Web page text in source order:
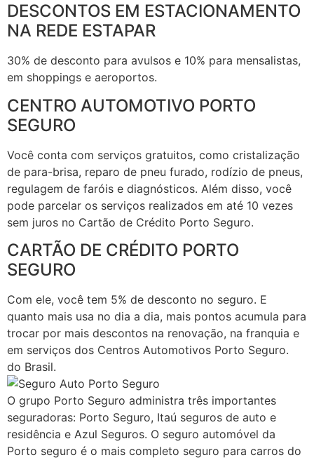
DESCONTOS EM ESTACIONAMENTO
NA REDE ESTAPAR
30% de desconto para avulsos e 10% para mensalistas,
em shoppings e aeroportos.
CENTRO AUTOMOTIVO PORTO
SEGURO
Você conta com serviços gratuitos, como cristalização
de para-brisa, reparo de pneu furado, rodízio de pneus,
regulagem de faróis e diagnósticos. Além disso, você
pode parcelar os serviços realizados em até 10 vezes
sem juros no Cartão de Crédito Porto Seguro.
CARTÃO DE CRÉDITO PORTO
SEGURO
Com ele, você tem 5% de desconto no seguro. E
quanto mais usa no dia a dia, mais pontos acumula para
trocar por mais descontos na renovação, na franquia e
em serviços dos Centros Automotivos Porto Seguro.
do Brasil.
O grupo Porto Seguro administra três importantes
seguradoras: Porto Seguro, Itaú seguros de auto e
residência e Azul Seguros. O seguro automóvel da
Porto seguro é o mais completo seguro para carros do